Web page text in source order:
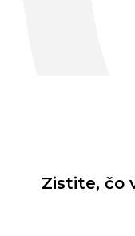
Zistite, čo